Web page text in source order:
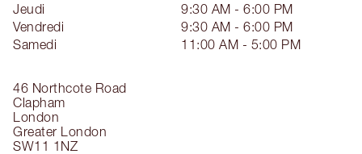
46 Northcote Road
Clapham
London
Greater London
SW11 1NZ
Jeudi
9:30 AM - 6:00 PM
Vendredi
9:30 AM - 6:00 PM
Samedi
11:00 AM - 5:00 PM